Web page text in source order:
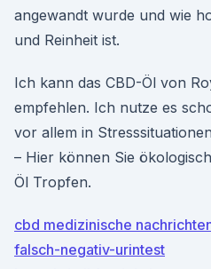
angewandt wurde und wie
und Reinheit ist.
Ich kann das CBD-Öl von
empfehlen. Ich nutze es
vor allem in
– Hier können Sie
Öl Tropfen.
cbd medizinische
falsch-negativ-urintest